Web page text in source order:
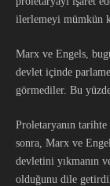
ilerlemeyi mümkün
Marx ve Engels,
devlet içinde
görmediler. Bu
Proletaryanın
sonra, Marx ve
devletini yıkmanın
olduğunu dile